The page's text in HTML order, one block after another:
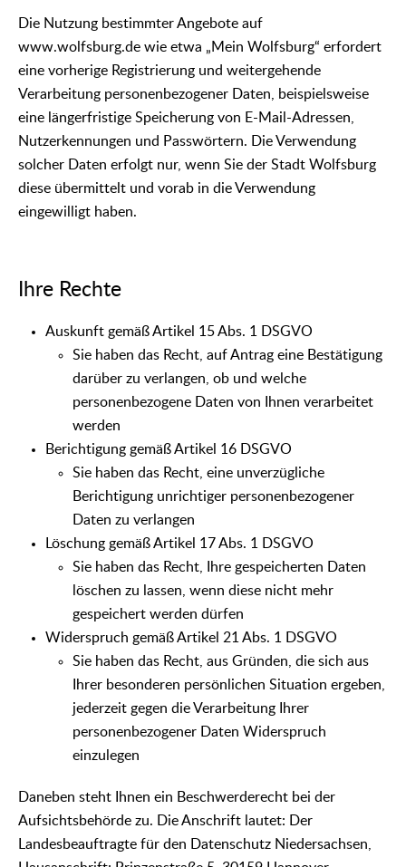
Die Nutzung bestimmter Angebote auf
www.wolfsburg.de wie etwa „Mein Wolfsburg“ erfordert
eine vorherige Registrierung und weitergehende
Verarbeitung personenbezogener Daten, beispielsweise
eine längerfristige Speicherung von E-Mail-Adressen,
Nutzerkennungen und Passwörtern. Die Verwendung
solcher Daten erfolgt nur, wenn Sie der Stadt Wolfsburg
diese übermittelt und vorab in die Verwendung
eingewilligt haben.
Ihre Rechte
Auskunft gemäß Artikel 15 Abs. 1 DSGVO
Sie haben das Recht, auf Antrag eine Bestätigung
darüber zu verlangen, ob und welche
personenbezogene Daten von Ihnen verarbeitet
werden
Berichtigung gemäß Artikel 16 DSGVO
Sie haben das Recht, eine unverzügliche
Berichtigung unrichtiger personenbezogener
Daten zu verlangen
Löschung gemäß Artikel 17 Abs. 1 DSGVO
Sie haben das Recht, Ihre gespeicherten Daten
löschen zu lassen, wenn diese nicht mehr
gespeichert werden dürfen
Widerspruch gemäß Artikel 21 Abs. 1 DSGVO
Sie haben das Recht, aus Gründen, die sich aus
Ihrer besonderen persönlichen Situation ergeben,
jederzeit gegen die Verarbeitung Ihrer
personenbezogener Daten Widerspruch
einzulegen
Daneben steht Ihnen ein Beschwerderecht bei der
Aufsichtsbehörde zu. Die Anschrift lautet: Der
Landesbeauftragte für den Datenschutz Niedersachsen,